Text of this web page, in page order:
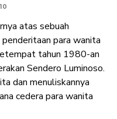
atas sebuah
para wanita
tahun 1980-an
Sendero Luminoso.
dan menuliskannya
cedera para wanita